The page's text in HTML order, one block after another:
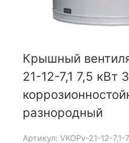
Крышный
21-12-7,1 7,5 кВт
разнородный
Артикул: VKOPv-21-12-7,1-